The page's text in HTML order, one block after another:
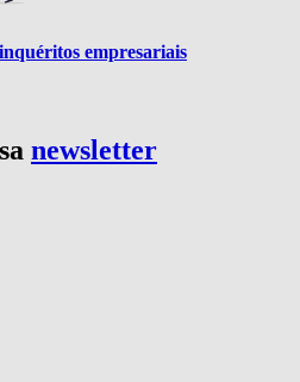
empresariais
newsletter